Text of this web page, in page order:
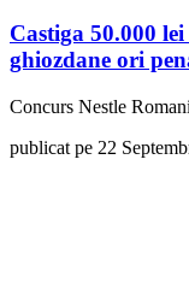
Castiga 50.000
ghiozdane ori
Concurs Nestle
publicat pe 22